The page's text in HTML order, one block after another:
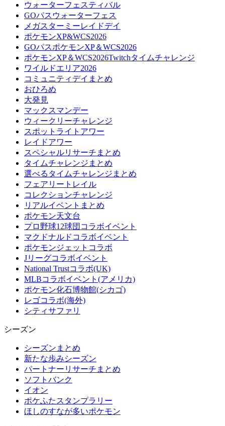
ウォーターフェスティバル
GOパスウォーターフェス
メガスターミーレイドデイ
ポケモンXP&WCS2026
GOパスポケモンXP＆WCS2026
ポケモンXP＆WCS2026Twitchタイムチャレンジ
ワイルドエリア2026
コミュニティデイまとめ
おひろめ
大発見
マックスマンデー
ウィークリーチャレンジ
スポットライトアワー
レイドアワー
スペシャルリサーチまとめ
タイムチャレンジまとめ
選べるタイムチャレンジまとめ
フェアリートレイル
コレクションチャレンジ
リアルイベントまとめ
ポケモン天文台
プロ野球12球団コラボイベント
マクドナルドコラボイベント
ポケモンジェットコラボ
Jリーグコラボイベント
National Trustコラボ(UK)
MLBコラボイベント(アメリカ)
ポケモン化石博物館(シカゴ)
レゴコラボ(海外)
シティサファリ
シーズン
シーズンまとめ
新たな歩みシーズン
パートナーリサーチまとめ
ソフトバンク
イオン
ポケふたスタンプラリー
ほしのすなが多いポケモン